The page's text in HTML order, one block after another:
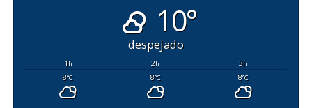
10°
despejado
1h 2h 3h
8°C 8°C 8°C